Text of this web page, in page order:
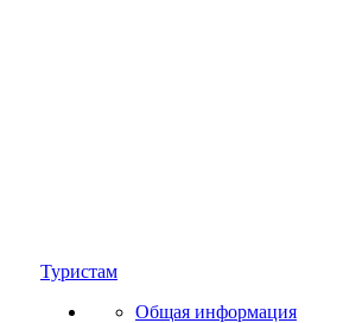
Туристам
Общая информация